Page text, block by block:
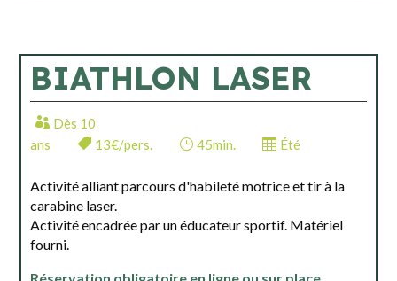
BIATHLON LASER
Dès 10
ans
13€/pers. 45min. Été
Activité alliant parcours d'habileté motrice et tir à la
carabine laser.
Activité encadrée par un éducateur sportif. Matériel
fourni.